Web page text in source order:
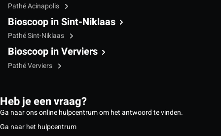
Pathé Acinapolis
Bioscoop in Sint-Niklaas
Pathé Sint-Niklaas
Bioscoop in Verviers
Pathé Verviers
Heb je een vraag?
Ga naar ons online hulpcentrum om het antwoord te vinden.
Ga naar het hulpcentrum